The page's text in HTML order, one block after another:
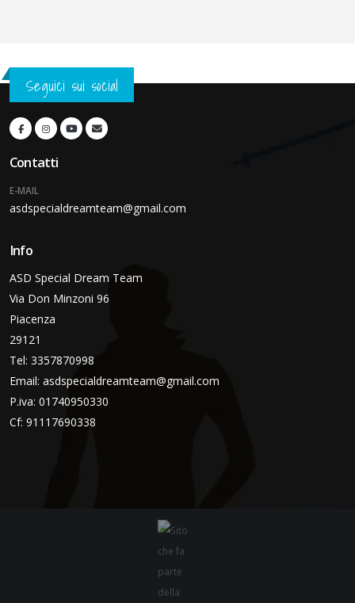
Seguici sui social
Contatti
E-MAIL
asdspecialdreamteam@gmail.com
Info
ASD Special Dream Team
Via Don Minzoni 96
Piacenza
29121
Tel: 3357870998
Email: asdspecialdreamteam@gmail.com
P.iva: 01740950330
Cf: 91117690338